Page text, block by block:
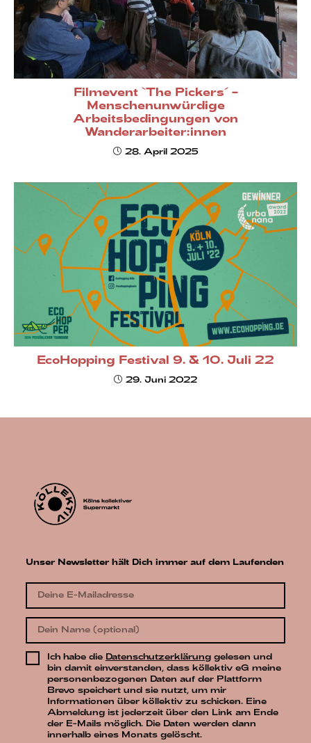
Filmevent `The Pickers´ –
Menschenunwürdige
Arbeitsbedingungen von
Wanderarbeiter:innen
28. April 2025
EcoHopping Festival 9. & 10. Juli 22
29. Juni 2022
Unser Newsletter hält Dich immer auf dem Laufenden
Ich habe die Datenschutzerklärunggelesen und
bin damit einverstanden, dass köllektiv eG meine
personenbezogenen Daten auf der Plattform
Brevo speichert und sie nutzt, um mir
Informationen über köllektiv zu schicken. Eine
Abmeldung ist jederzeit über den Link am Ende
der E-Mails möglich. Die Daten werden dann
innerhalb eines Monats gelöscht.